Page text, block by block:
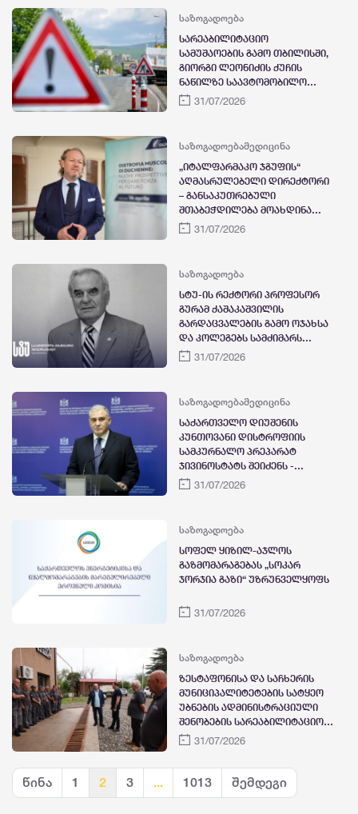
საზოგადოება
სარეაბილიტაციო
სამუშაოების გამო თბილისში,
გიორგი ლეონიძის ქუჩის
ნაწილზე საავტომობილო
მოძრაობა დროებით
31/07/2026
საზოგადოებამედიცინა
„იტალფარმაკო ჯგუფის“
აღმასრულებელი დირექტორი
– განსაკუთრებული
შთაბეჭდილება მოახდინა
საქართველოს ჯანდაცვის
პაციენტებისთვის
„ჯივინოსტატი“
ხელმისაწვდომი გახდეს
31/07/2026
საზოგადოება
სტუ-ის რექტორი პროფესორ
გურამ ქაშაკაშვილის
გარდაცვალების გამო ოჯახსა
და კოლეგებს სამძიმარს
უცხადებს
31/07/2026
საზოგადოებამედიცინა
საქართველო დიუშენის
კუნთოვანი დისტროფიის
სამკურნალო პრეპარატ
ჯივინოსტატს შეიძენს -
ხელშეკრულება უკვე
31/07/2026
საზოგადოება
სოფელ ყიზილ-აჯლოს
გაზმომარაგებას „სოკარ
ჯორჯია გაზი“ უზრუნველყოფს
31/07/2026
საზოგადოება
ზესტაფონისა და საჩხერის
მუნიციპალიტეტების სატყეო
უბნების ადმინისტრაციული
შენობების სარეაბილიტაციო
სამუშაოები დასრულდა
31/07/2026
წინა 1 2 3 ... 1013 შემდეგი